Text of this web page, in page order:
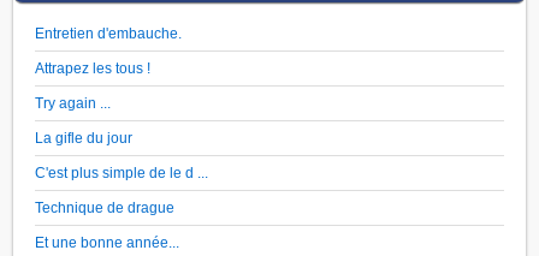
Entretien d'embauche.
Attrapez les tous !
Try again ...
La gifle du jour
C'est plus simple de le d ...
Technique de drague
Et une bonne année...